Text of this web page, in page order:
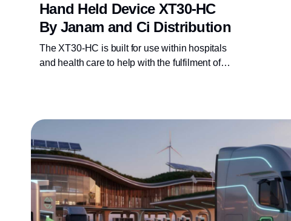
Hand Held Device XT30-HC
By Janam and Ci Distribution
The XT30-HC is built for use within hospitals
and health care to help with the fulfilment of